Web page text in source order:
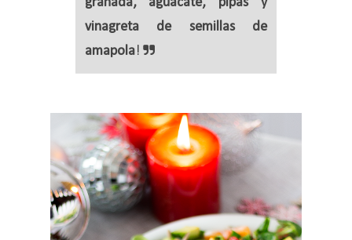
vinagreta de semillas de
amapola!